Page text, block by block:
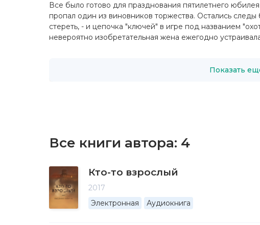
Все было готово для празднования пятилетнего
пропал один из виновников торжества. Остались
стереть, - и цепочка "ключей" в игре под названием
невероятно изобретательная жена ежегодно
Показать
Все книги автора: 4
Кто-то взрослый
2017
Электронная
Аудиокнига